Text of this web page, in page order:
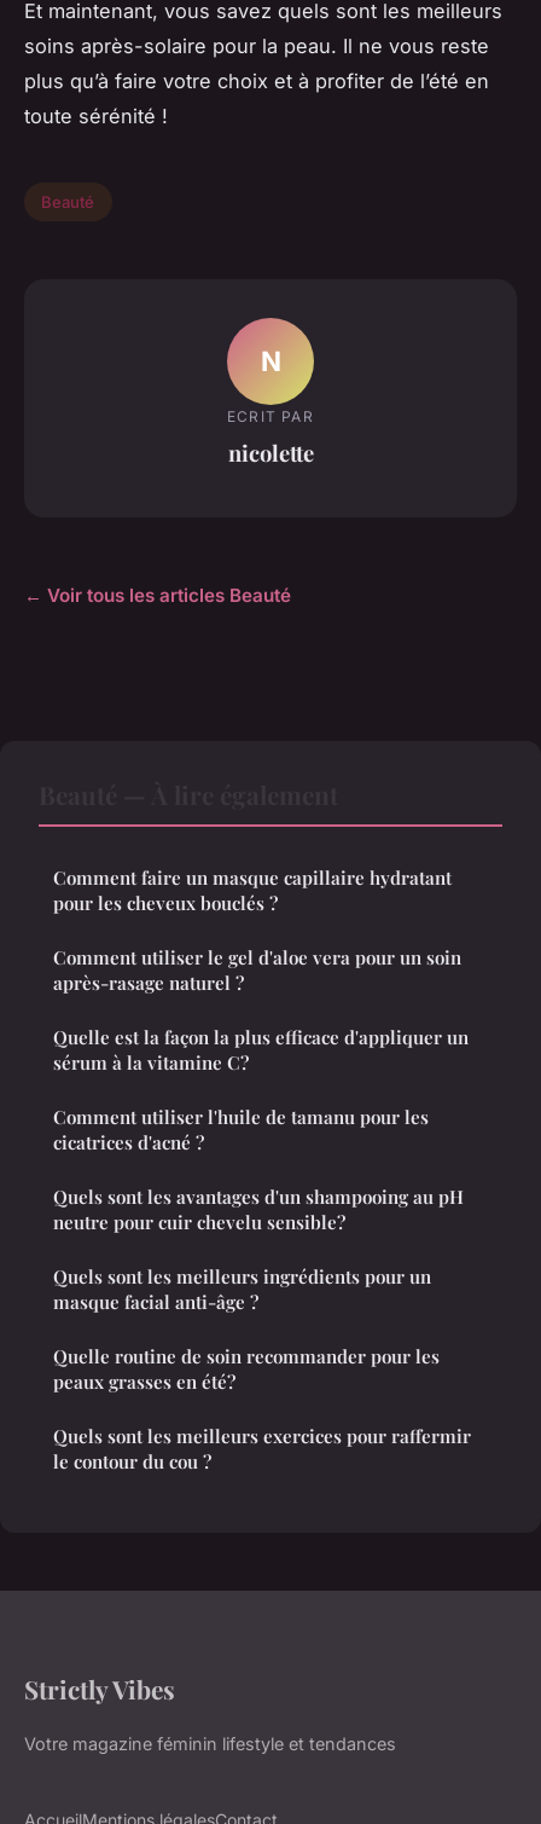
Et maintenant, vous savez quels sont les meilleurs
soins après-solaire pour la peau. Il ne vous reste
plus qu’à faire votre choix et à profiter de l’été en
toute sérénité !
Beauté
N
ECRIT PAR
nicolette
← Voir tous les articles Beauté
Comment faire un masque capillaire hydratant
pour les cheveux bouclés ?
Comment utiliser le gel d'aloe vera pour un soin
après-rasage naturel ?
Quelle est la façon la plus efficace d'appliquer un
sérum à la vitamine C?
Comment utiliser l'huile de tamanu pour les
cicatrices d'acné ?
Quels sont les avantages d'un shampooing au pH
neutre pour cuir chevelu sensible?
Quels sont les meilleurs ingrédients pour un
masque facial anti-âge ?
Quelle routine de soin recommander pour les
peaux grasses en été?
Quels sont les meilleurs exercices pour raffermir
le contour du cou ?
Strictly Vibes
Votre magazine féminin lifestyle et tendances